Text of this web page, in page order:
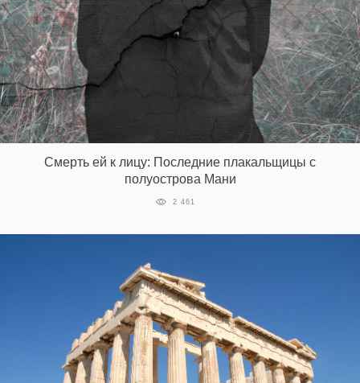
Смерть ей к лицу: Последние плакальщицы с
полуострова Мани
2 461